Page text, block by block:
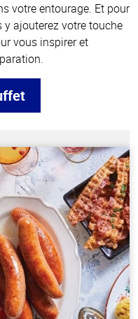
votre entourage. Et pour
y ajouterez votre touche
vous inspirer et